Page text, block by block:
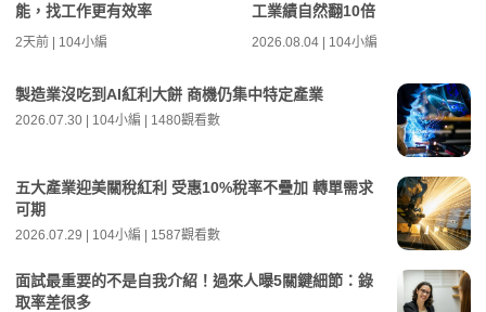
能，找工作更有效率
2天前 | 104小編
工業績自然翻10倍
2026.08.04 | 104小編
製造業沒吃到AI紅利大餅 商機仍集中特定產業
2026.07.30 | 104小編 | 1480觀看數
五大產業迎美關稅紅利 受惠10%稅率不疊加 轉單需求
可期
2026.07.29 | 104小編 | 1587觀看數
面試最重要的不是自我介紹！過來人曝5關鍵細節：錄
取率差很多